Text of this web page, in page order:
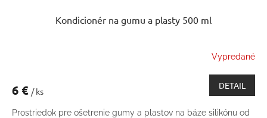
Kondicionér na gumu a plasty 500 ml
Vypredané
6 € / ks
DETAIL
Prostriedok pre ošetrenie gumy a plastov na báze silikónu od